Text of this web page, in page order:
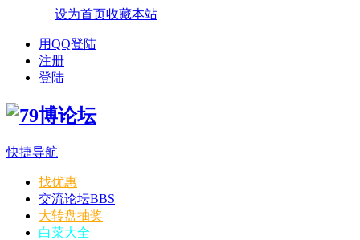
设为首页收藏本站
用QQ登陆
注册
登陆
快捷导航
找优惠
交流论坛BBS
大转盘抽奖
白菜大全